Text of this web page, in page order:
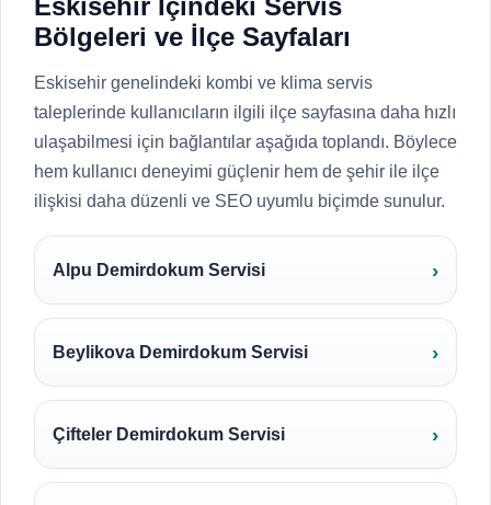
Eskisehir İçindeki Servis
Bölgeleri ve İlçe Sayfaları
Eskisehir genelindeki kombi ve klima servis
taleplerinde kullanıcıların ilgili ilçe sayfasına daha hızlı
ulaşabilmesi için bağlantılar aşağıda toplandı. Böylece
hem kullanıcı deneyimi güçlenir hem de şehir ile ilçe
ilişkisi daha düzenli ve SEO uyumlu biçimde sunulur.
Alpu Demirdokum Servisi
Beylikova Demirdokum Servisi
Çifteler Demirdokum Servisi